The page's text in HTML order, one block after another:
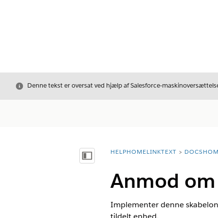
LukDenne tekst er oversat ved hjælp af Salesforce-
Vis indholdsfortegnelse
breadcrumbDescription
HELPHOMELINKTEXT
Anmod
Implementer denne